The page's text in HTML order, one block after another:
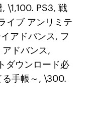
\1,100. PS3, 戦
イブ アンリミテ
アドバンス, フ
ドバンス,
ダウンロード必
る手帳～, \300.